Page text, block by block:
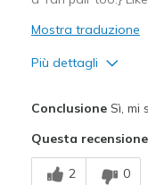
Mostra traduzione
Più dettagli
Comfortable
ConclusioneSì, mi
Questa
2 0